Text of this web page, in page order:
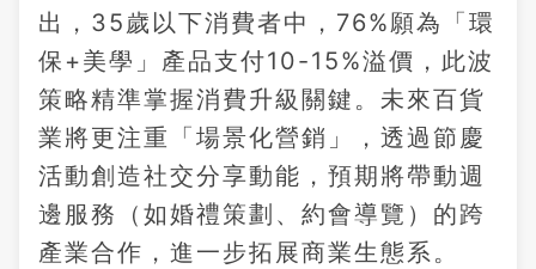
出，35歲以下消費者中，76%願為「環
保+美學」產品支付10-15%溢價，此波
策略精準掌握消費升級關鍵。未來百貨
業將更注重「場景化營銷」，透過節慶
活動創造社交分享動能，預期將帶動週
邊服務（如婚禮策劃、約會導覽）的跨
產業合作，進一步拓展商業生態系。